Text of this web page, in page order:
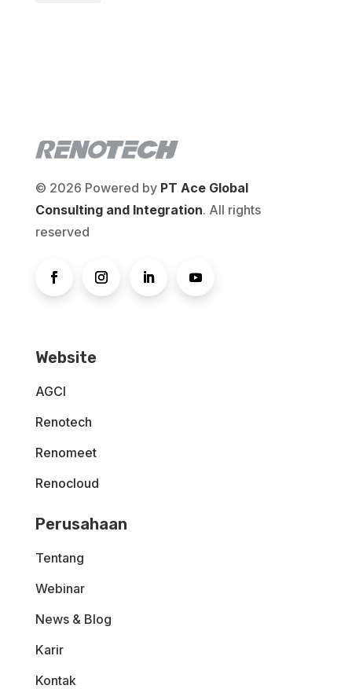
© 2026 Powered by PT Ace Global
Consulting and Integration. All rights
reserved
Website
AGCI
Renotech
Renomeet
Renocloud
Perusahaan
Tentang
Webinar
News & Blog
Karir
Kontak